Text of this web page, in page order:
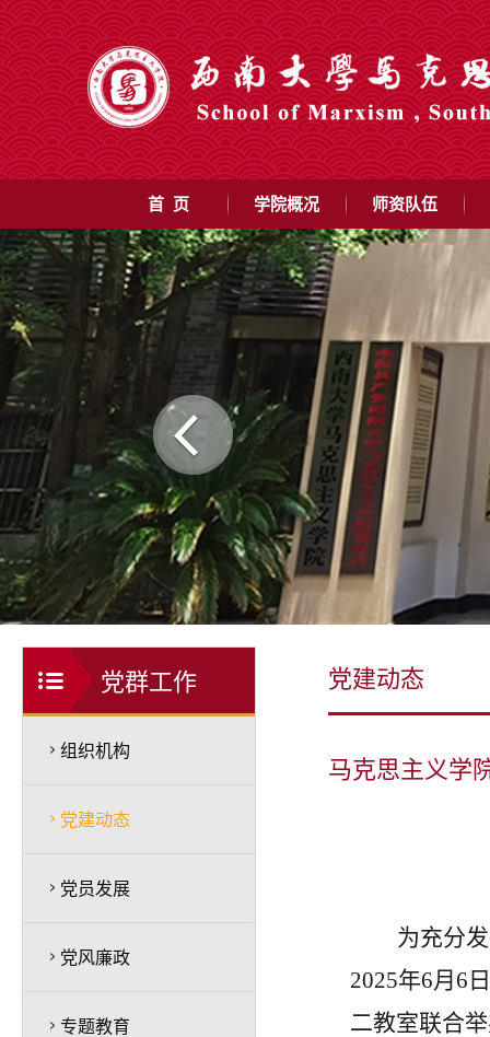
首 页 学院概况 师资队伍
党群工作
组织机构
党建动态
党员发展
党风廉政
专题教育
党建动态
马克思主义学
为充分
2025年6月 6 日
二教室联合